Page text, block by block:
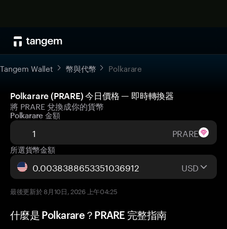
Tangem Wallet 幣與代幣 Polkarare
Polkarare (PRARE) 今日價格 — 即時轉換器
將 PRARE 兌換成你的貨幣
Polkarare 金額
PRARE
所選貨幣金額
USD
最後更新於 8月10日, 2026 上午04:25
什麼是 Polkarare？PRARE 完整指南